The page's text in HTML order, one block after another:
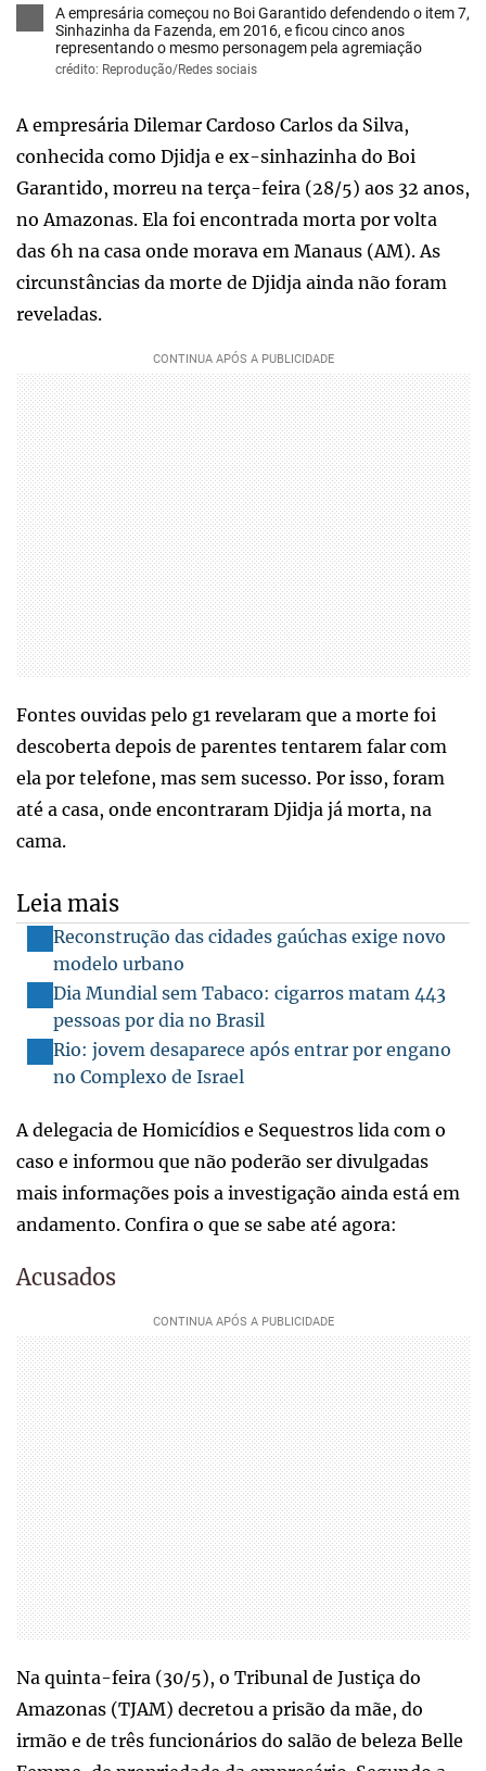
A empresária começou no Boi Garantido defendendo o item 7,
Sinhazinha da Fazenda, em 2016, e ficou cinco anos
representando o mesmo personagem pela agremiação
crédito: Reprodução/Redes sociais
A empresária Dilemar Cardoso Carlos da Silva,
conhecida como Djidja e ex-sinhazinha do Boi
Garantido, morreu na terça-feira (28/5) aos 32 anos,
no Amazonas. Ela foi encontrada morta por volta
das 6h na casa onde morava em Manaus (AM). As
circunstâncias da morte de Djidja ainda não foram
reveladas.
Fontes ouvidas pelo g1 revelaram que a morte foi
descoberta depois de parentes tentarem falar com
ela por telefone, mas sem sucesso. Por isso, foram
até a casa, onde encontraram Djidja já morta, na
cama.
Leia mais
Reconstrução das cidades gaúchas exige novo
modelo urbano
Dia Mundial sem Tabaco: cigarros matam 443
pessoas por dia no Brasil
Rio: jovem desaparece após entrar por engano
no Complexo de Israel
A delegacia de Homicídios e Sequestros lida com o
caso e informou que não poderão ser divulgadas
mais informações pois a investigação ainda está em
andamento. Confira o que se sabe até agora:
Acusados
Na quinta-feira (30/5), o Tribunal de Justiça do
Amazonas (TJAM) decretou a prisão da mãe, do
irmão e de três funcionários do salão de beleza Belle